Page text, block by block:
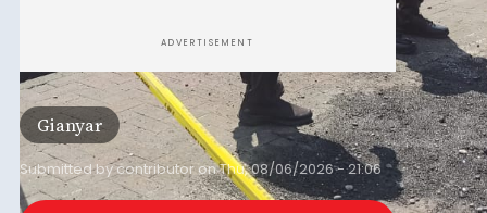
ADVERTISEMENT
Gianyar
Submitted bycontributoronThu, 08/06/2026 - 21:06